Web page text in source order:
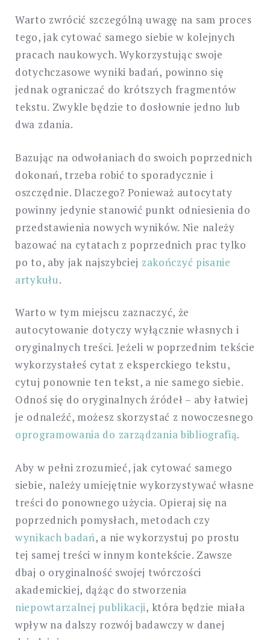
Warto zwrócić szczególną uwagę na sam proces
tego, jak cytować samego siebie w kolejnych
pracach naukowych. Wykorzystując swoje
dotychczasowe wyniki badań, powinno się
jednak ograniczać do krótszych fragmentów
tekstu. Zwykle będzie to dosłownie jedno lub
dwa zdania.
Bazując na odwołaniach do swoich poprzednich
dokonań, trzeba robić to sporadycznie i
oszczędnie. Dlaczego? Ponieważ autocytaty
powinny jedynie stanowić punkt odniesienia do
przedstawienia nowych wyników. Nie należy
bazować na cytatach z poprzednich prac tylko
po to, aby jak najszybciej zakończyć pisanie
artykułu.
Warto w tym miejscu zaznaczyć, że
autocytowanie dotyczy wyłącznie własnych i
oryginalnych treści. Jeżeli w poprzednim tekście
wykorzystałeś cytat z eksperckiego tekstu,
cytuj ponownie ten tekst, a nie samego siebie.
Odnoś się do oryginalnych źródeł – aby łatwiej
je odnaleźć, możesz skorzystać z nowoczesnego
oprogramowania do zarządzania bibliografią.
Aby w pełni zrozumieć, jak cytować samego
siebie, należy umiejętnie wykorzystywać własne
treści do ponownego użycia. Opieraj się na
poprzednich pomysłach, metodach czy
wynikach badań, a nie wykorzystuj po prostu
tej samej treści w innym kontekście. Zawsze
dbaj o oryginalność swojej twórczości
akademickiej, dążąc do stworzenia
niepowtarzalnej publikacji, która będzie miała
wpływ na dalszy rozwój badawczy w danej